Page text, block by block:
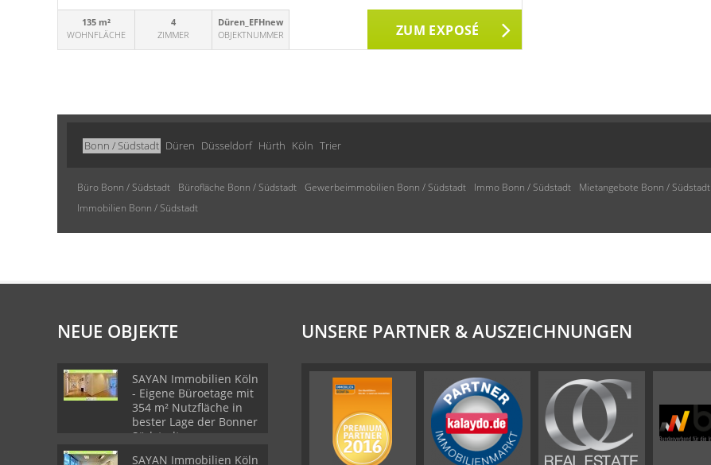
135 m²
WOHNFLÄCHE
4
ZIMMER
Düren_EFHnew
OBJEKTNUMMER
ZUM EXPOSÉ
Bonn / Südstadt Düren Düsseldorf Hürth Köln Trier
Büro Bonn / Südstadt Bürofläche Bonn / Südstadt Gewerbeimmobilien Bonn / Südstadt Immo Bonn / Südstadt Mietangebote Bonn / Südstadt
Immobilien Bonn / Südstadt
NEUE OBJEKTE
SAYAN Immobilien Köln
- Eigene Büroetage mit
354 m² Nutzfläche in
bester Lage der Bonner
Südstadt -
SAYAN Immobilien Köln
UNSERE PARTNER & AUSZEICHNUNGEN